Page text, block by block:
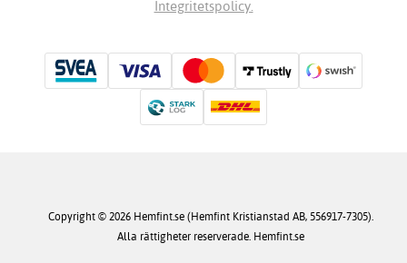
Integritetspolicy.
Copyright © 2026 Hemfint.se (Hemfint Kristianstad AB, 556917-7305).
Alla rättigheter reserverade. Hemfint.se